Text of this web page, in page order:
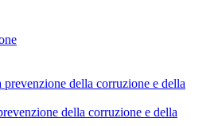
prevenzione della corruzione e della
della corruzione e della